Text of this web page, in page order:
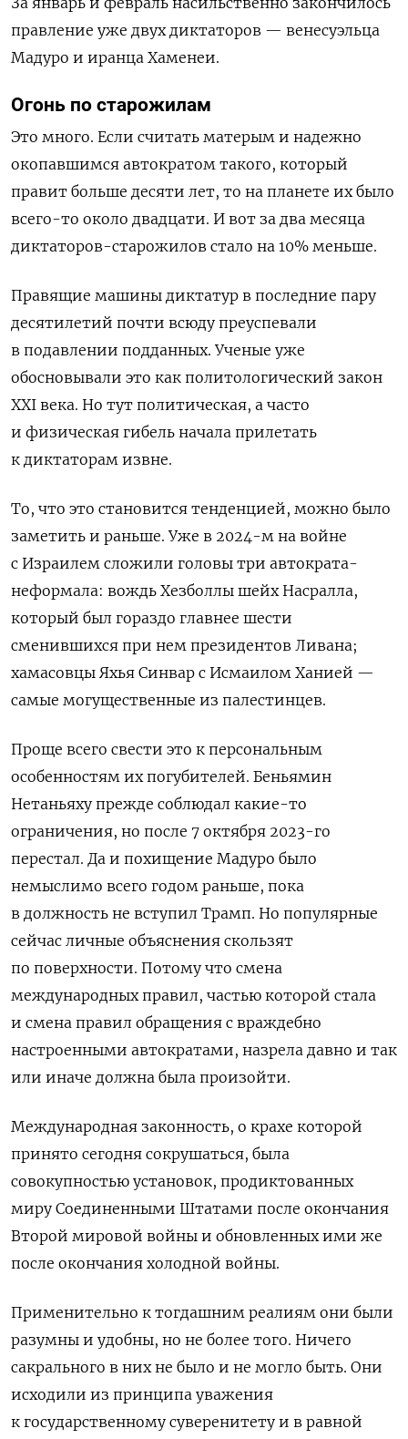
правление уже двух диктаторов — венесуэльца
Мадуро и иранца Хаменеи.
Огонь по старожилам
Это много. Если считать матерым и надежно
окопавшимся автократом такого, который
правит больше десяти лет, то на планете их было
всего-то около двадцати. И вот за два месяца
диктаторов-старожилов стало на 10% меньше.
Правящие машины диктатур в последние пару
десятилетий почти всюду преуспевали
в подавлении подданных. Ученые уже
обосновывали это как политологический закон
XXI века. Но тут политическая, а часто
и физическая гибель начала прилетать
к диктаторам извне.
То, что это становится тенденцией, можно было
заметить и раньше. Уже в 2024-м на войне
с Израилем сложили головы три автократа-
неформала: вождь Хезболлы шейх Насралла,
который был гораздо главнее шести
сменившихся при нем президентов Ливана;
хамасовцы Яхья Синвар с Исмаилом Ханией —
самые могущественные из палестинцев.
Проще всего свести это к персональным
особенностям их погубителей. Беньямин
Нетаньяху прежде соблюдал какие-то
ограничения, но после 7 октября 2023-го
перестал. Да и похищение Мадуро было
немыслимо всего годом раньше, пока
в должность не вступил Трамп. Но популярные
сейчас личные объяснения скользят
по поверхности. Потому что смена
международных правил, частью которой стала
и смена правил обращения с враждебно
настроенными автократами, назрела давно и так
или иначе должна была произойти.
Международная законность, о крахе которой
принято сегодня сокрушаться, была
совокупностью установок, продиктованных
миру Соединенными Штатами после окончания
Второй мировой войны и обновленных ими же
после окончания холодной войны.
Применительно к тогдашним реалиям они были
разумны и удобны, но не более того. Ничего
сакрального в них не было и не могло быть. Они
исходили из принципа уважения
к государственному суверенитету и в равной